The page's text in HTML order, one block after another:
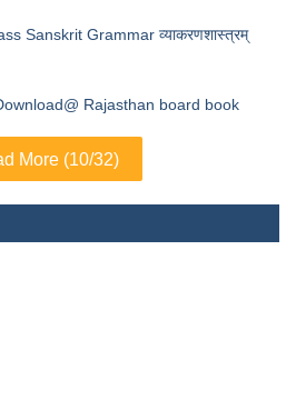
Sanskrit Grammar व्याकरणशास्त्रम्
Rajasthan board book
More (10/32)